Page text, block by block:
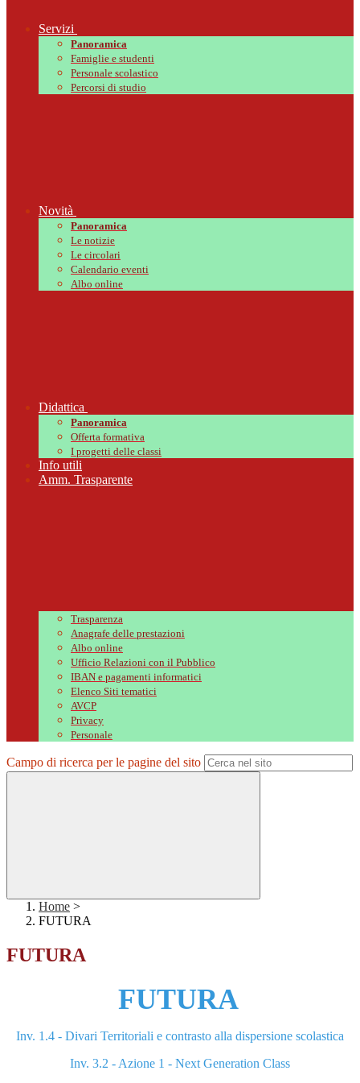
Servizi
Panoramica
Famiglie e studenti
Personale scolastico
Percorsi di studio
Novità
Panoramica
Le notizie
Le circolari
Calendario eventi
Albo online
Didattica
Panoramica
Offerta formativa
I progetti delle classi
Info utili
Amm. Trasparente
Trasparenza
Anagrafe delle prestazioni
Albo online
Ufficio Relazioni con il Pubblico
IBAN e pagamenti informatici
Elenco Siti tematici
AVCP
Privacy
Personale
Campo di ricerca per le pagine del sito
Home >
FUTURA
FUTURA
FUTURA
Inv. 1.4 - Divari Territoriali e contrasto alla dispersione scolastica
Inv. 3.2 - Azione 1 - Next Generation Class